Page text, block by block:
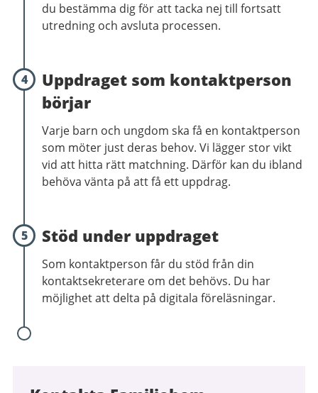
du bestämma dig för att tacka nej till fortsatt
utredning och avsluta processen.
4
Uppdraget som kontaktperson
börjar
Varje barn och ungdom ska få en kontaktperson
som möter just deras behov. Vi lägger stor vikt
vid att hitta rätt matchning. Därför kan du ibland
behöva vänta på att få ett uppdrag.
5 Stöd under uppdraget
Som kontaktperson får du stöd från din
kontaktsekreterare om det behövs. Du har
möjlighet att delta på digitala föreläsningar.